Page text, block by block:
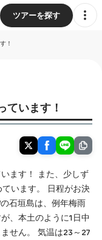
ツアーを探す
！
ています！
ます！ また、少しず
います。 日程がお決
石垣島は、例年梅雨
、本土のように1日中
せん。 気温は23～27